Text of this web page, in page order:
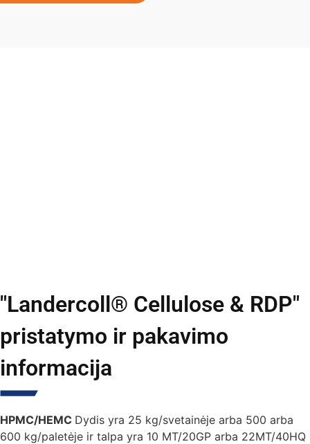
"Landercoll® Cellulose & RDP"
pristatymo ir pakavimo
informacija
HPMC/HEMC Dydis yra 25 kg/svetainėje arba 500 arba
600 kg/paletėje ir talpa yra 10 MT/20GP arba 22MT/40HQ